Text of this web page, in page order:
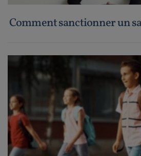
Comment sanctionner un